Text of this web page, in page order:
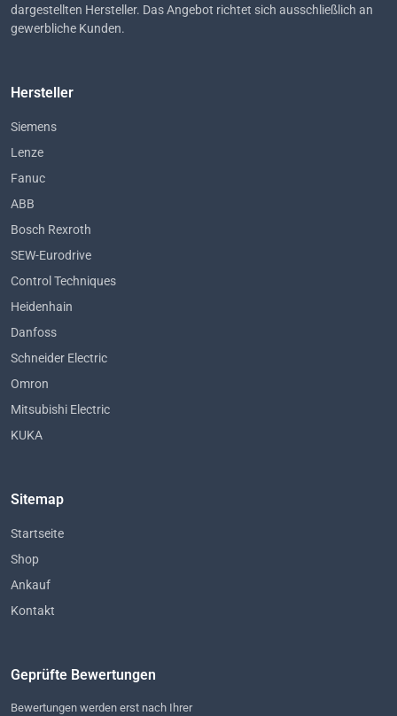
dargestellten Hersteller. Das Angebot richtet sich ausschließlich an
gewerbliche Kunden.
Hersteller
Siemens
Lenze
Fanuc
ABB
Bosch Rexroth
SEW-Eurodrive
Control Techniques
Heidenhain
Danfoss
Schneider Electric
Omron
Mitsubishi Electric
KUKA
Sitemap
Startseite
Shop
Ankauf
Kontakt
Geprüfte Bewertungen
Bewertungen werden erst nach Ihrer